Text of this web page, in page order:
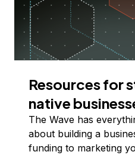
Resources for
native
The Wave has
about building a
funding to marketing